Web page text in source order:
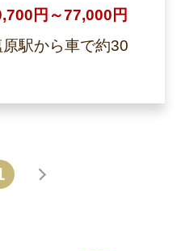
円～77,000円
駅から車で約30
進む